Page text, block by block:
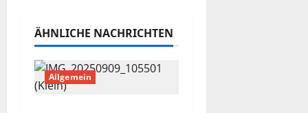
g
s
ÄHNLICHE NACHRICHTEN
Allgemein